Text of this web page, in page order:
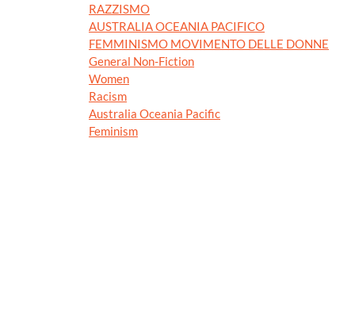
RAZZISMO
AUSTRALIA OCEANIA PACIFICO
FEMMINISMO MOVIMENTO DELLE DONNE
General Non-Fiction
Women
Racism
Australia Oceania Pacific
Feminism